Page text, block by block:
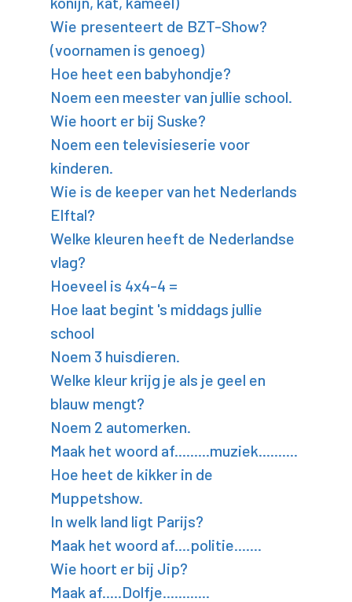
Wie presenteert de BZT-Show?
(voornamen is genoeg)
Hoe heet een babyhondje?
Noem een meester van jullie school.
Wie hoort er bij Suske?
Noem een televisieserie voor
kinderen.
Wie is de keeper van het Nederlands
Elftal?
Welke kleuren heeft de Nederlandse
vlag?
Hoeveel is 4x4-4 =
Hoe laat begint 's middags jullie
school
Noem 3 huisdieren.
Welke kleur krijg je als je geel en
blauw mengt?
Noem 2 automerken.
Maak het woord af.........muziek..........
Hoe heet de kikker in de
Muppetshow.
In welk land ligt Parijs?
Maak het woord af....politie.......
Wie hoort er bij Jip?
Maak af.....Dolfje............